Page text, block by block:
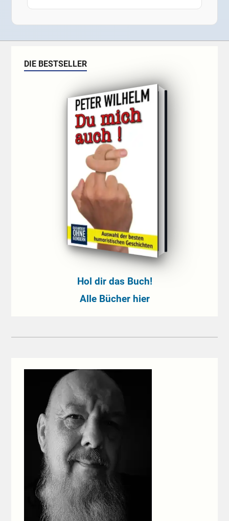
DIE BESTSELLER
Hol dir das Buch!
Alle Bücher hier